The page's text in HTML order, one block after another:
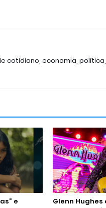
cotidiano, economia,
e
Glenn